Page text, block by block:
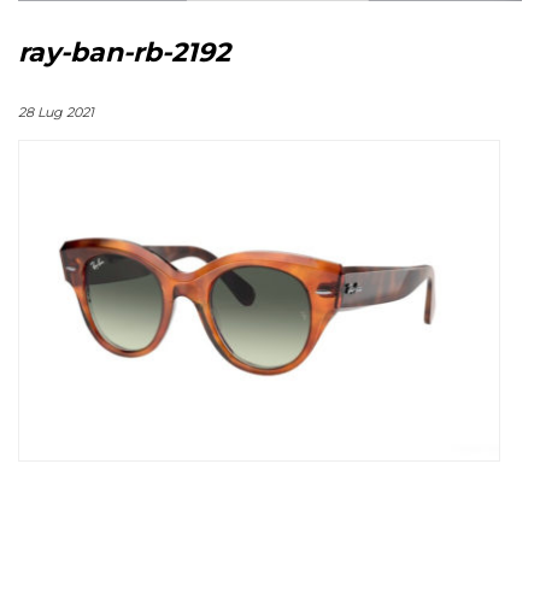
ray-ban-rb-2192
28 Lug 2021